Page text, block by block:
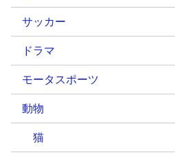
サッカー
ドラマ
モータスポーツ
動物
猫